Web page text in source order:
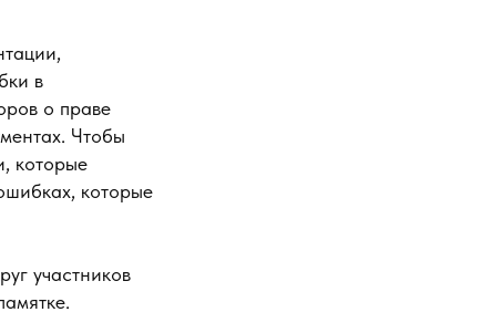
в
о праве
Чтобы
которые
которые
участников